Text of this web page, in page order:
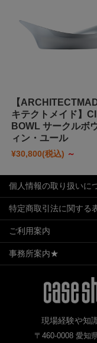
【
キテクトメイド】
BOWL サークルボ
ィン・ユール
¥30,800(税込) ～
個人情報の取り扱いに
特定商取引法に関する
ご利用案内
事務所案内★
現場経験や知
〒460-0008 愛知